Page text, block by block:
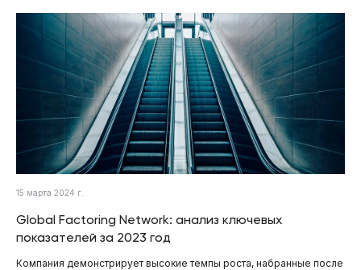
15 марта 2024 г.
Global Factoring Network: анализ ключевых
показателей за 2023 год
Компания демонстрирует высокие темпы роста, набранные после